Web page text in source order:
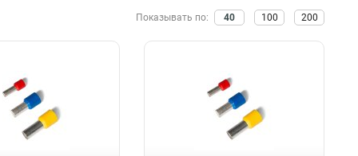
Показывать по: 40 100 200